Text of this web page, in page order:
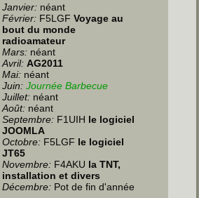
Janvier: néant
Février: F5LGFVoyage au
bout du monde
radioamateur
Mars: néant
Avril: AG2011
Mai: néant
Juin:Journée Barbecue
Juillet: néant
Août: néant
Septembre: F1UIH le logiciel
JOOMLA
Octobre: F5LGF le logiciel
JT65
Novembre: F4AKU la TNT,
installation et divers
Décembre: Pot de fin d'année